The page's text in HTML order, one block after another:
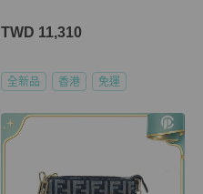
TWD 11,310
全新品 香港 免運